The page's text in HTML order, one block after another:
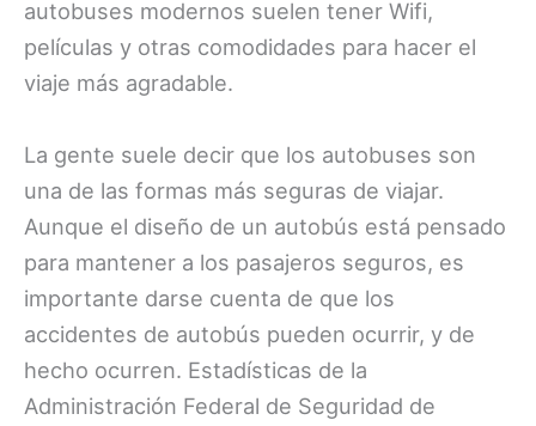
autobuses modernos suelen tener Wifi,
películas y otras comodidades para hacer el
viaje más agradable.
La gente suele decir que los autobuses son
una de las formas más seguras de viajar.
Aunque el diseño de un autobús está pensado
para mantener a los pasajeros seguros, es
importante darse cuenta de que los
accidentes de autobús pueden ocurrir, y de
hecho ocurren. Estadísticas de la
Administración Federal de Seguridad de